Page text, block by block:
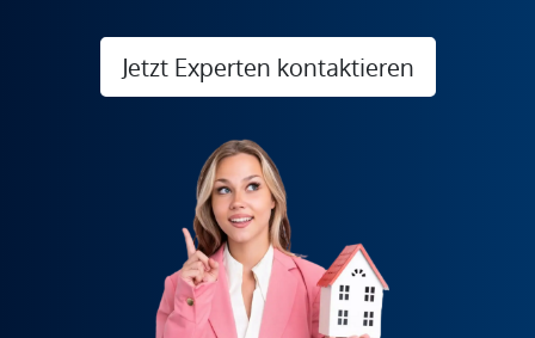
Jetzt Experten kontaktieren